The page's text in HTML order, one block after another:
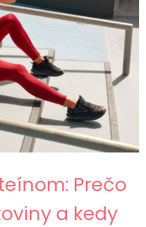
Prečo
a kedy